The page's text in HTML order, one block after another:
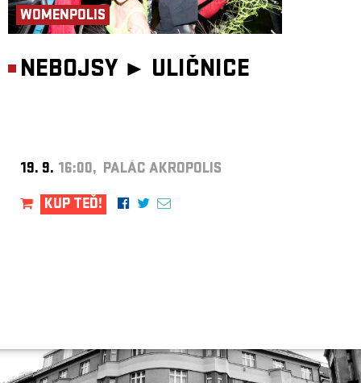
WOMENPOLIS
NEBOJSY ► ULIČNICE
19. 9. 16:00, PALÁC AKROPOLIS
KUP TEĎ!